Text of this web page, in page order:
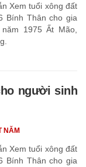
Xem tuổi xông đất
Bính Thân cho gia
1975 Ất Mão,
người sinh
Xem tuổi xông đất
Bính Thân cho gia
NĂM